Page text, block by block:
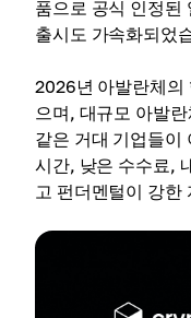
품으로 공식 인정된
출시도 가속화되었
2026년 아발란체의
으며, 대규모 아발
같은 거대 기업들이
시간, 낮은 수수료,
고 펀더멘털이 강한